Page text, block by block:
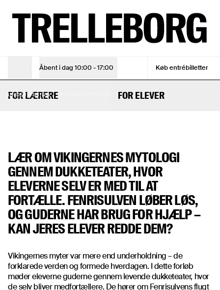
Åbent i dag 10:00 - 17:00
Åbningstider Køb entrébilletter
TIRS - SØN
10:00 - 17:00
ENTRÉBILLET
Voksen (10% online rabat)
Se åbningstider
Køb entrébilletter
Køb entrébilletter
UNDERVISNING
FORTÆLLETEATER
FOR LÆRERE FOR ELEVER
LÆR OM VIKINGERNES MYTOLOGI
GENNEM DUKKETEATER, HVOR
ELEVERNE SELV ER MED TIL AT
FORTÆLLE. FENRISULVEN LØBER LØS,
OG GUDERNE HAR BRUG FOR HJÆLP –
KAN JERES ELEVER REDDE DEM?
Vikingernes myter var mere end underholdning – de
forklarede verden og formede hverdagen. I dette forløb
møder eleverne guderne gennem levende dukketeater, hvor
de selv bliver medfortællere. De hører om Fenrisulvens flugt